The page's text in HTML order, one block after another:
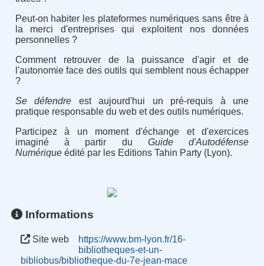
Peut-on habiter les plateformes numériques sans être à
la merci d'entreprises qui exploitent nos données
personnelles ?
Comment retrouver de la puissance d'agir et de
l'autonomie face des outils qui semblent nous échapper
?
Se défendre est aujourd'hui un pré-requis à une
pratique responsable du web et des outils numériques.
Participez à un moment d'échange et d'exercices
imaginé à partir duGuide d'Autodéfense
Numériqueédité par les Editions Tahin Party (Lyon).
Informations
Site web
https://www.bm-lyon.fr/16-
bibliotheques-et-un-
bibliobus/bibliotheque-du-7e-jean-mace